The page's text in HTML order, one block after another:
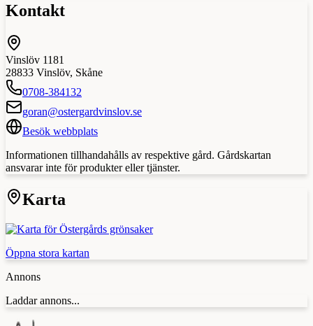
Kontakt
Vinslöv 1181
28833 Vinslöv, Skåne
0708-384132
goran@ostergardvinslov.se
Besök webbplats
Informationen tillhandahålls av respektive gård. Gårdskartan
ansvarar inte för produkter eller tjänster.
Karta
Öppna stora kartan
Annons
Laddar annons...